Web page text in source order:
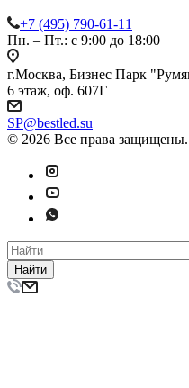
+7 (495) 790-61-11
Пн. – Пт.: с 9:00 до 18:00
г.Москва, Бизнес Парк
6 этаж, оф. 607Г
SP@bestled.su
© 2026 Все права защищены.
Найти